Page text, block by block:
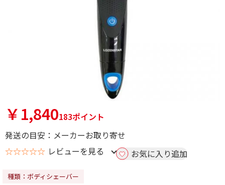
￥1,840183ポイント
発送の目安：メーカーお取り寄せ
☆☆☆☆☆ レビューを見る お気に入り追加
種類：ボディシェーバー